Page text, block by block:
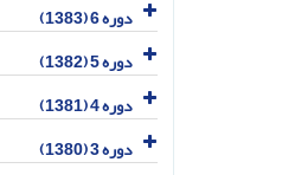
دوره 6 (1383)
دوره 5 (1382)
دوره 4 (1381)
دوره 3 (1380)